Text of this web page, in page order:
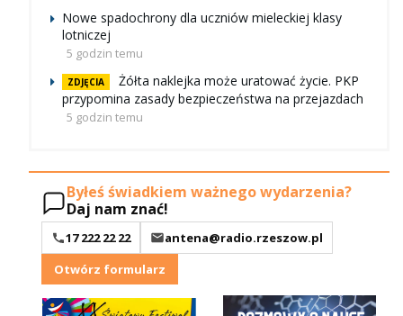
Nowe spadochrony dla uczniów mieleckiej klasy
lotniczej
5 godzin temu
ZDJĘCIA
Żółta naklejka może uratować życie. PKP
przypomina zasady bezpieczeństwa na przejazdach
5 godzin temu
Byłeś świadkiem ważnego wydarzenia?
Daj nam znać!
17 222 22 22
antena@radio.rzeszow.pl
Otwórz formularz